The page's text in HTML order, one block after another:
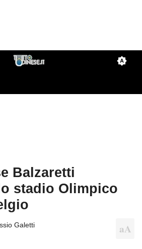
Balzaretti
stadio Olimpico
Galetti